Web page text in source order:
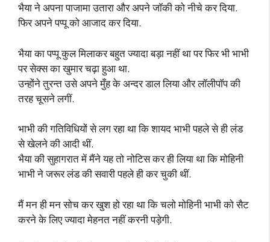
भैया ने अपना पाजामा उतारा और अपने जॉकी को नीचे कर दिया.
फिर अपने पप्पू को आजाद कर दिया.
भैया का पप्पू कुल मिलाकर बहुत ज्यादा बड़ा नहीं था पर फिर भी भाभी
पर सेक्स का खुमार चढ़ा हुआ था.
उन्होंने तुरन्त उसे अपने मुँह के अन्दर डाल लिया और लॉलीपॉप की
तरह चूसने लगीं.
भाभी की गतिविधियों से लग रहा था कि शायद भाभी पहले से ही लंड
से खेलने की आदी थीं.
भैया की सुहागरात में मैंने यह तो नोटिस कर ही लिया था कि मोहिनी
भाभी ने जरूर लंड की सवारी पहले ही कर चुकी थीं.
मैं मन ही मन सोच कर खुश हो रहा था कि चलो मोहिनी भाभी को सैट
करने के लिए ज्यादा मेहनत नहीं करनी पड़ेगी.